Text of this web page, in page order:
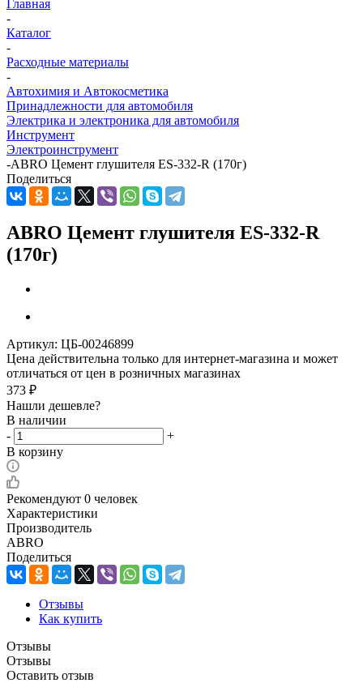
Главная
-
Каталог
-
Расходные материалы
-
Автохимия и Автокосметика
Принадлежности для автомобиля
Электрика и электроника для автомобиля
Инструмент
Электроинструмент
-ABRO Цемент глушителя ES-332-R (170г)
Поделиться
ABRO Цемент глушителя ES-332-R
(170г)
Артикул: ЦБ-00246899
Цена действительна только для интернет-магазина и может
отличаться от цен в розничных магазинах
373 ₽
Нашли дешевле?
В наличии
-
+
В корзину
Рекомендуют 0 человек
Характеристики
Производитель
ABRO
Поделиться
Отзывы
Как купить
Отзывы
Отзывы
Оставить отзыв